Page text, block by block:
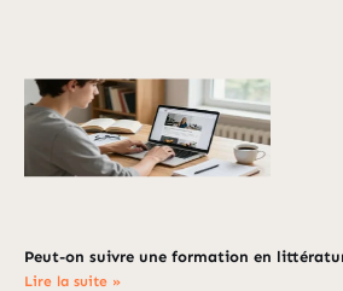
Peut-on suivre une formation en
Lire la suite »